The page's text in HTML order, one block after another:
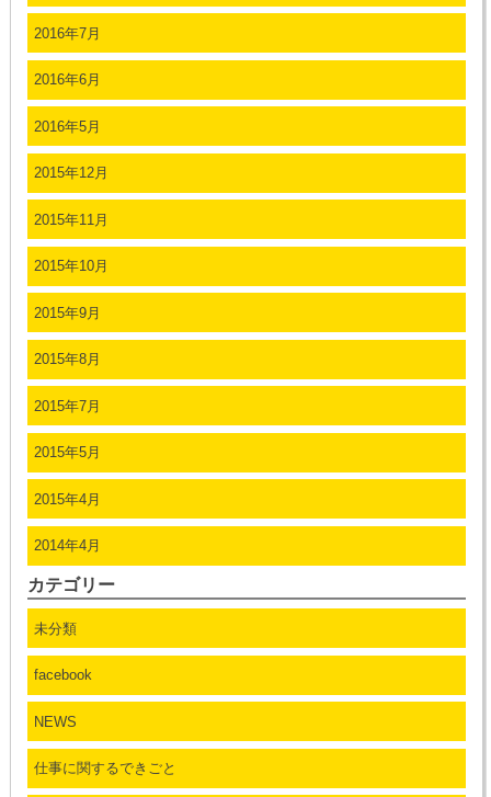
2016年7月
2016年6月
2016年5月
2015年12月
2015年11月
2015年10月
2015年9月
2015年8月
2015年7月
2015年5月
2015年4月
2014年4月
カテゴリー
未分類
facebook
NEWS
仕事に関するできごと